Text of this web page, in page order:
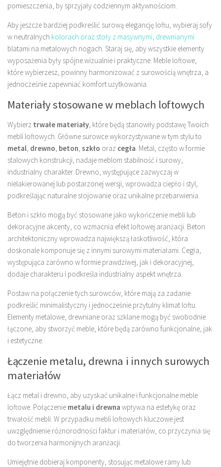
pomieszczenia, by sprzyjały codziennym aktywnościom.
Aby jeszcze bardziej podkreślić surową elegancję loftu, wybieraj sofy
w neutralnych kolorach oraz stoły z masywnymi, drewnianymi
blatami na metalowych nogach. Staraj się, aby wszystkie elementy
wyposażenia były spójne wizualnie i praktyczne. Meble loftowe,
które wybierzesz, powinny harmonizować z surowością wnętrza, a
jednocześnie zapewniać komfort użytkowania.
Materiały stosowane w meblach loftowych
Wybierz trwałe materiały , które będą stanowiły podstawę Twoich
mebli loftowych. Główne surowce wykorzystywane w tym stylu to
metal drewno beton szkło oraz cegła . Metal, często w formie
stalowych konstrukcji, nadaje meblom stabilność i surowy,
industrialny charakter. Drewno, występujące zazwyczaj w
nielakierowanej lub postarzonej wersji, wprowadza ciepło i styl,
podkreślając naturalne słojowanie oraz unikalne przebarwienia.
Beton i szkło mogą być stosowane jako wykończenie mebli lub
dekoracyjne akcenty, co wzmacnia efekt loftowej aranżacji. Beton
architektoniczny wprowadza największą łaskotliwość, która
doskonale komponuje się z innymi surowymi materiałami. Cegła,
występująca zarówno w formie prawdziwej, jak i dekoracyjnej,
dodaje charakteru i podkreśla industrialny aspekt wnętrza.
Postaw na połączenie tych surowców, które mają za zadanie
podkreślić minimalistyczny i jednocześnie przytulny klimat loftu.
Elementy metalowe, drewniane oraz szklane mogą być swobodnie
łączone, aby stworzyć meble, które będą zarówno funkcjonalne, jak
i estetyczne.
Łączenie metalu, drewna i innych surowych
materiałów
Łącz metal i drewno, aby uzyskać unikalne i funkcjonalne meble
loftowe. Połączenie metalu i drewna wpływa na estetykę oraz
trwałość mebli. W przypadku mebli loftowych kluczowe jest
uwzględnienie różnorodności faktur i materiałów, co przyczynia się
do tworzenia harmonijnych aranżacji.
Umiejętnie dobieraj komponenty, stosując metalowe ramy lub